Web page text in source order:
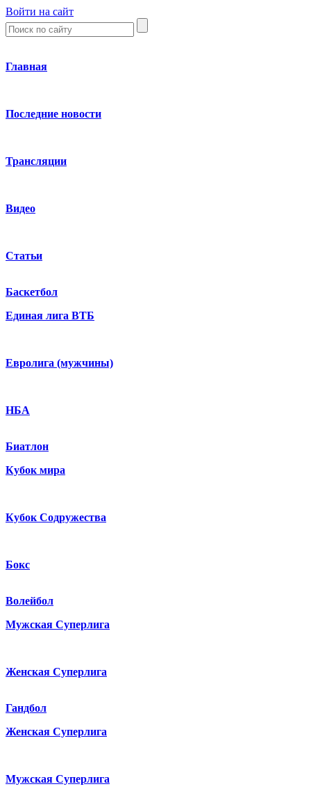
Войти на сайт
Главная
Последние новости
Трансляции
Видео
Статьи
Баскетбол
Единая лига ВТБ
Евролига (мужчины)
НБА
Биатлон
Кубок мира
Кубок Содружества
Бокс
Волейбол
Мужская Суперлига
Женская Суперлига
Гандбол
Женская Суперлига
Мужская Суперлига